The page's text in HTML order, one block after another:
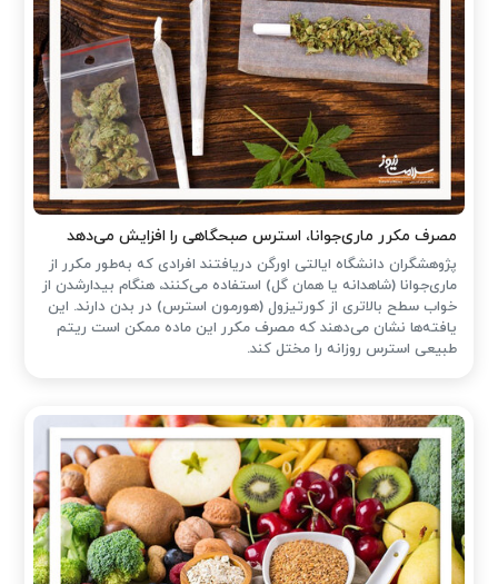
مصرف مکرر ماری‌جوانا، استرس صبحگاهی را افزایش می‌دهد
پژوهشگران دانشگاه ایالتی اورگن دریافتند افرادی که به‌طور مکرر از
ماری‌جوانا (شاهدانه یا همان گل) استفاده می‌کنند، هنگام بیدارشدن از
خواب سطح بالاتری از کورتیزول (هورمون استرس) در بدن دارند. این
یافته‌ها نشان می‌دهند که مصرف مکرر این ماده ممکن است ریتم
طبیعی استرس روزانه را مختل کند.